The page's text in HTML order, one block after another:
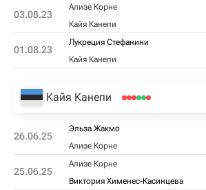
03.08.23
Ализе Корне
Кайя Канепи
01.08.23
Лукреция Стефанини
Кайя Канепи
Кайя Канепи
26.06.25
Эльза Жакмо
Ализе Корне
25.06.25
Ализе Корне
Виктория Хименес-Касинцева